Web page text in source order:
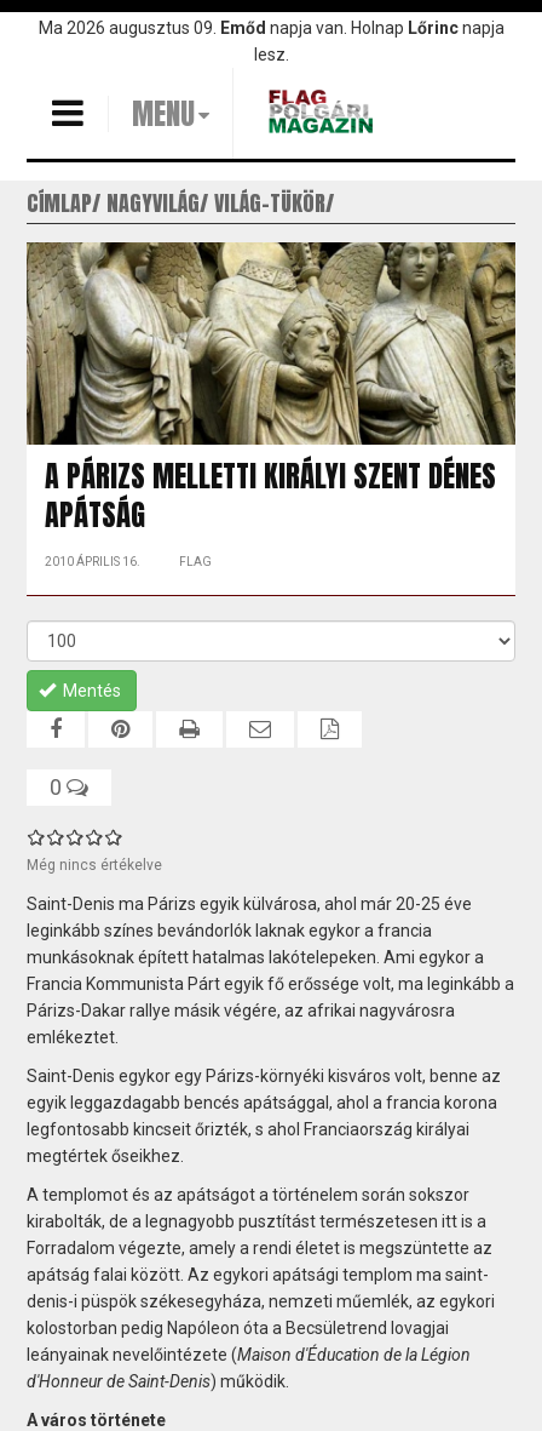
UgrásMa 2026 augusztus 09. Emőd napja van. Holnap Lőrincnapja
lesz.
MENU
CÍMLAP NAGYVILÁG VILÁG-TÜKÖR
A PÁRIZS MELLETTI KIRÁLYI SZENT DÉNES
APÁTSÁG
2010 ÁPRILIS 16. FLAG
Mentés
0
Még nincs értékelve
Saint-Denis ma Párizs egyik külvárosa, ahol már 20-25 éve
leginkább színes bevándorlók laknak egykor a francia
munkásoknak épített hatalmas lakótelepeken. Ami egykor a
Francia Kommunista Párt egyik fő erőssége volt, ma leginkább a
Párizs-Dakar rallye másik végére, az afrikai nagyvárosra
emlékeztet.
Saint-Denis egykor egy Párizs-környéki kisváros volt, benne az
egyik leggazdagabb bencés apátsággal, ahol a francia korona
legfontosabb kincseit őrizték, s ahol Franciaország királyai
megtértek őseikhez.
A templomot és az apátságot a történelem során sokszor
kirabolták, de a legnagyobb pusztítást természetesen itt is a
Forradalom végezte, amely a rendi életet is megszüntette az
apátság falai között. Az egykori apátsági templom ma saint-
denis-i püspök székesegyháza, nemzeti műemlék, az egykori
kolostorban pedig Napóleon óta a Becsületrend lovagjai
leányainak nevelőintézete (Maison d'Éducation de la Légion
d'Honneur de Saint-Denis) működik.
A város története